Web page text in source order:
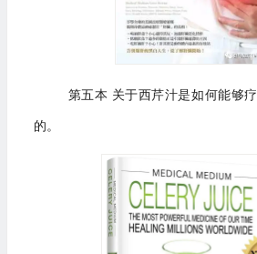
第五本 关于西芹汁是如何能够
的。